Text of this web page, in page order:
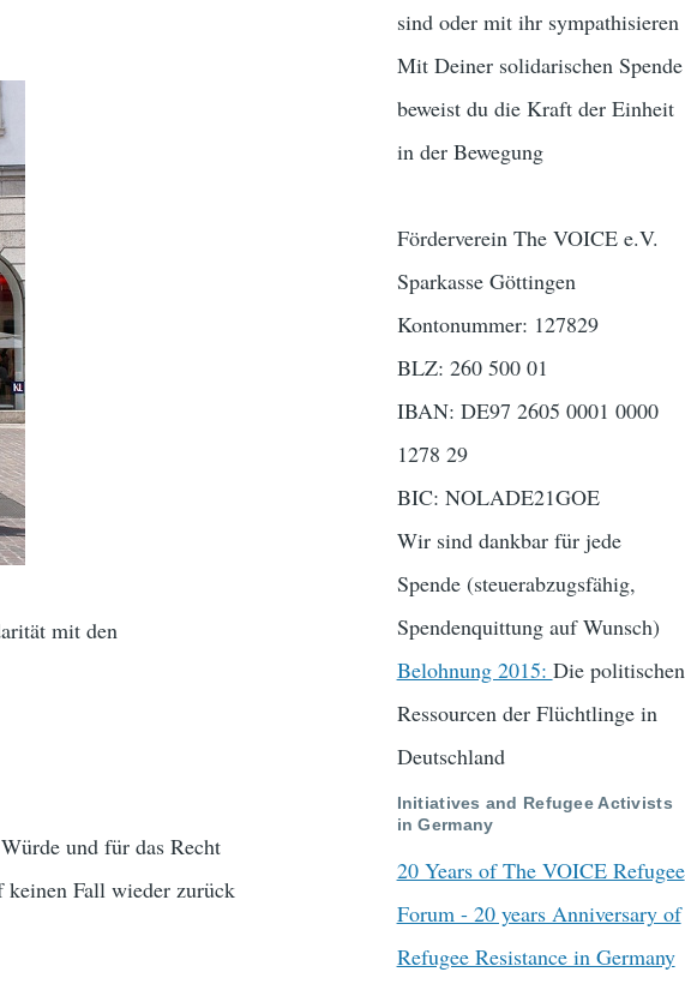
mit den
und für das Recht
keinen Fall wieder zurück
sind oder mit ihr sympathisieren
Mit Deiner solidarischen Spende
beweist du die Kraft der Einheit
in der Bewegung
Förderverein The VOICE e.V.
Sparkasse Göttingen
Kontonummer: 127829
BLZ: 260 500 01
IBAN: DE97 2605 0001 0000
1278 29
BIC: NOLADE21GOE
Wir sind dankbar für jede
Spende (steuerabzugsfähig,
Spendenquittung auf Wunsch)
Belohnung 2015: Die politischen
Ressourcen der Flüchtlinge in
Deutschland
Initiatives and Refugee Activists
in Germany
20 Years of The VOICE Refugee
Forum - 20 years Anniversary of
Refugee Resistance in Germany